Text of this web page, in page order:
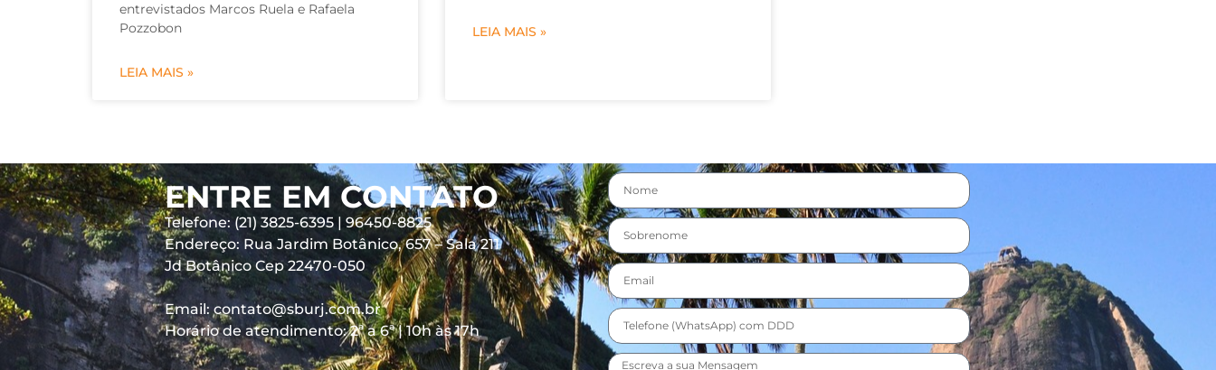
entrevistados Marcos Ruela e Rafaela
Pozzobon
LEIA MAIS »
LEIA MAIS »
ENTRE EM CONTATO
Telefone: (21) 3825-6395 | 96450-8825
Endereço: Rua Jardim Botânico, 657 – Sala 211
Jd Botânico Cep 22470-050
Email: contato@sburj.com.br
Horário de atendimento: 2ª a 6ª | 10h às 17h